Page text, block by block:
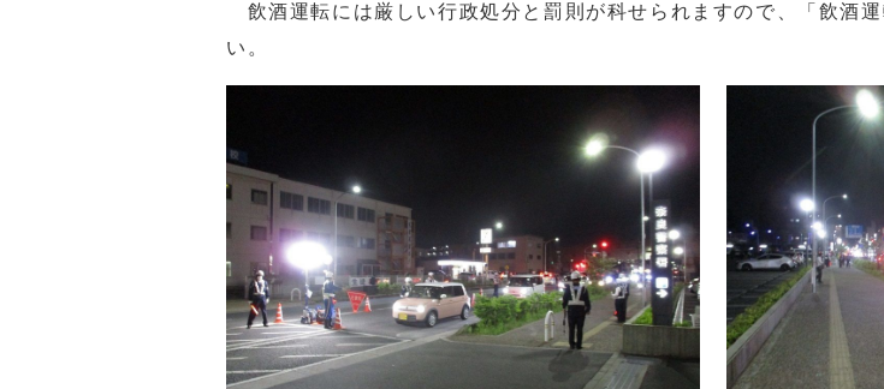
飲酒運転には厳しい行政処分と罰則が科せられますので、「飲酒
い。